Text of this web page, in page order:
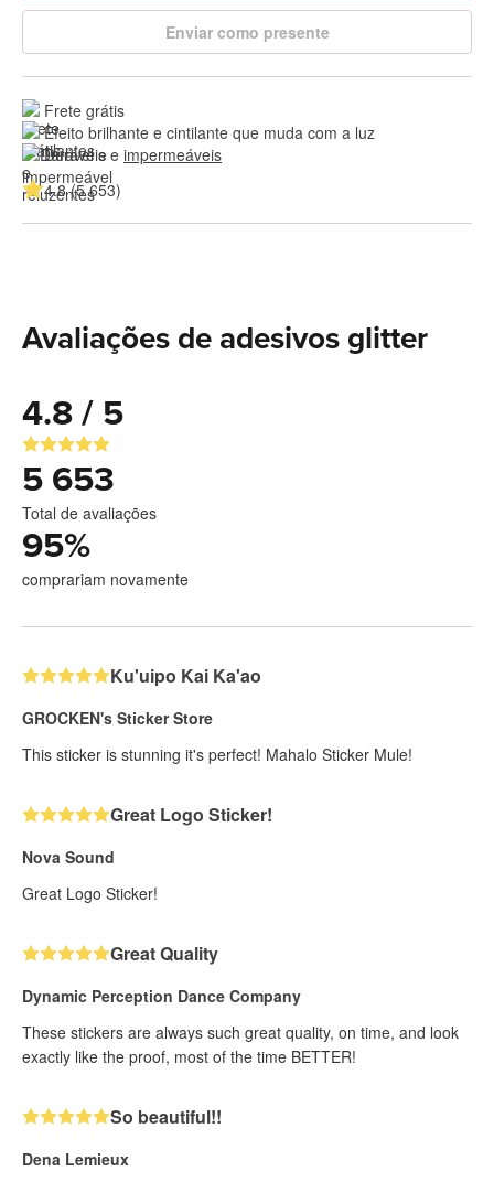
Enviar como presente
Frete grátis
Efeito brilhante e cintilante que muda com a luz
Duráveis e impermeáveis
4.8 (5 653)
Avaliações de adesivos glitter
4.8 / 5
5 653
Total de avaliações
95%
comprariam novamente
Ku'uipo Kai Ka'ao
GROCKEN's Sticker Store
This sticker is stunning it's perfect! Mahalo Sticker Mule!
Great Logo Sticker!
Nova Sound
Great Logo Sticker!
Great Quality
Dynamic Perception Dance Company
These stickers are always such great quality, on time, and look
exactly like the proof, most of the time BETTER!
So beautiful!!
Dena Lemieux